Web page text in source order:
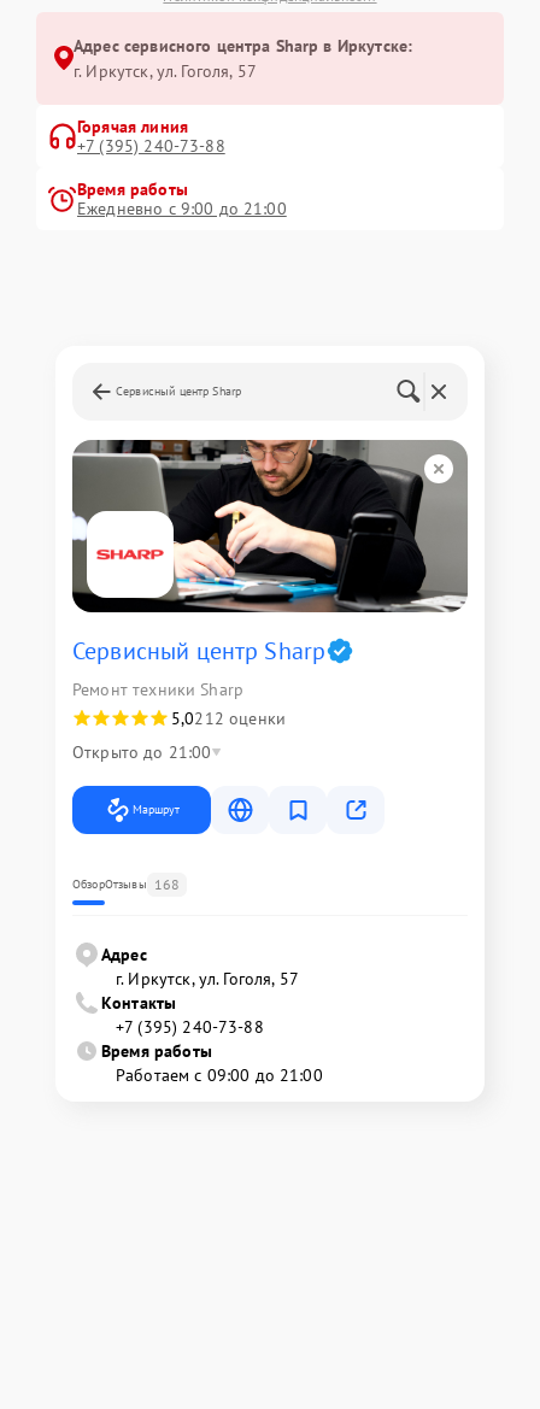
Адрес сервисного центра Sharp в Иркутске:
г. Иркутск, ул. ​Гоголя, 57
Горячая линия
+7 (395) 240-73-88
Время работы
Ежедневно с 9:00 до 21:00
Сервисный центр Sharp
Сервисный центр Sharp
Ремонт техники Sharp
5,0212 оценки
Открыто до 21:00
Маршрут
ОбзорОтзывы 168
Адрес
г. Иркутск, ул. ​Гоголя, 57
Контакты
+7 (395) 240-73-88
Время работы
Работаем с 09:00 до 21:00